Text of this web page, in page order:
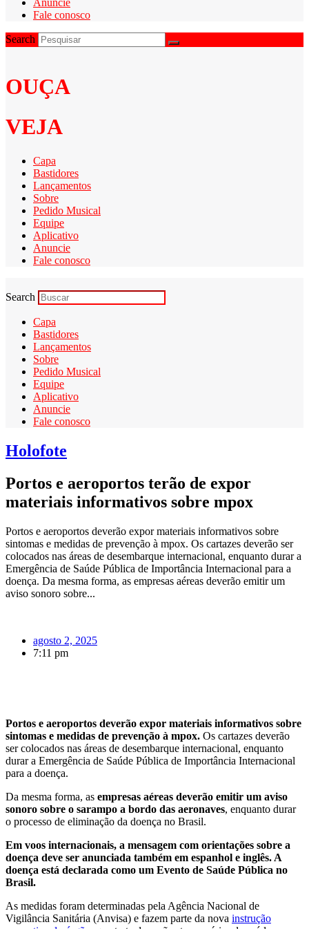
Fale conosco
Search
OUÇA
VEJA
Capa
Bastidores
Lançamentos
Sobre
Pedido Musical
Equipe
Aplicativo
Anuncie
Fale conosco
Search
Capa
Bastidores
Lançamentos
Sobre
Pedido Musical
Equipe
Aplicativo
Anuncie
Fale conosco
Holofote
Portos e aeroportos terão de expor
materiais informativos sobre mpox
Portos e aeroportos deverão expor materiais informativos sobre
sintomas e medidas de prevenção à mpox. Os cartazes deverão ser
colocados nas áreas de desembarque internacional, enquanto durar a
Emergência de Saúde Pública de Importância Internacional para a
doença. Da mesma forma, as empresas aéreas deverão emitir um
aviso sonoro sobre...
agosto 2, 2025
7:11 pm
Portos e aeroportos deverão expor materiais informativos sobre
sintomas e medidas de prevenção à mpox. Os cartazes deverão
ser colocados nas áreas de desembarque internacional, enquanto
durar a Emergência de Saúde Pública de Importância Internacional
para a doença.
Da mesma forma, as empresas aéreas deverão emitir um aviso
sonoro sobre o sarampo a bordo das aeronaves, enquanto durar
o processo de eliminação da doença no Brasil.
Em voos internacionais, a mensagem com orientações sobre a
doença deve ser anunciada também em espanhol e inglês. A
doença está declarada como um Evento de Saúde Pública no
Brasil.
As medidas foram determinadas pela Agência Nacional de
Vigilância Sanitária (Anvisa) e fazem parte da nova instrução